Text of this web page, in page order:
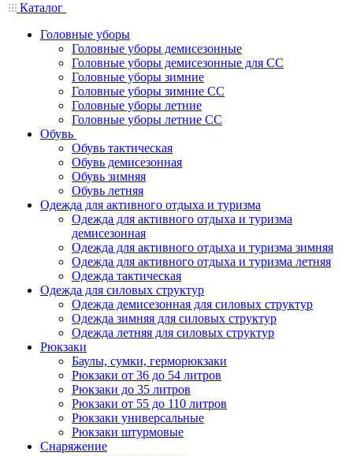
Каталог
Головные уборы
Головные уборы демисезонные
Головные уборы демисезонные для СС
Головные уборы зимние
Головные уборы зимние СС
Головные уборы летние
Головные уборы летние СС
Обувь
Обувь тактическая
Обувь демисезонная
Обувь зимняя
Обувь летняя
Одежда для активного отдыха и туризма
Одежда для активного отдыха и туризма
демисезонная
Одежда для активного отдыха и туризма зимняя
Одежда для активного отдыха и туризма летняя
Одежда тактическая
Одежда для силовых структур
Одежда демисезонная для силовых структур
Одежда зимняя для силовых структур
Одежда летняя для силовых структур
Рюкзаки
Баулы, сумки, герморюкзаки
Рюкзаки от 36 до 54 литров
Рюкзаки до 35 литров
Рюкзаки от 55 до 110 литров
Рюкзаки универсальные
Рюкзаки штурмовые
Снаряжение